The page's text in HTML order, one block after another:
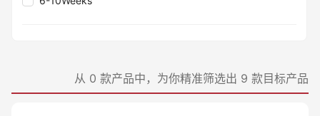
≤95.5%
从 0 款产品中，为你精准筛选出 9 款目标产品